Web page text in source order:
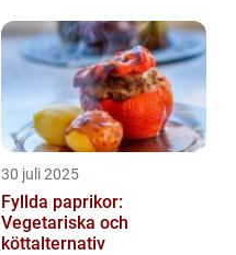
30 juli 2025
Fyllda paprikor:
Vegetariska och
köttalternativ